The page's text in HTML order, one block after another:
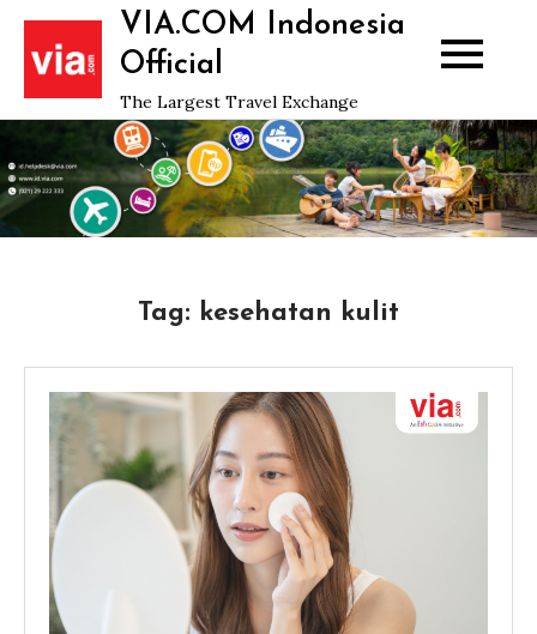
Skip
content
VIA.COM Indonesia
Official
The Largest Travel Exchange
Tag: kesehatan kulit